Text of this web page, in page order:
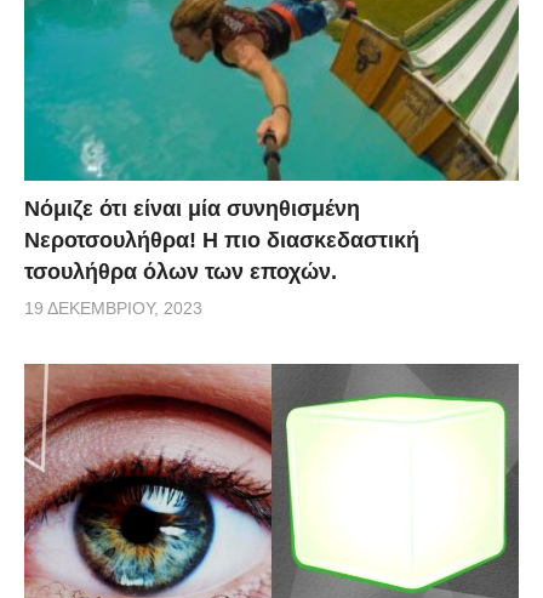
Νόμιζε ότι είναι μία συνηθισμένη
Νεροτσουλήθρα! Η πιο διασκεδαστική
τσουλήθρα όλων των εποχών.
19 ΔΕΚΕΜΒΡΊΟΥ, 2023